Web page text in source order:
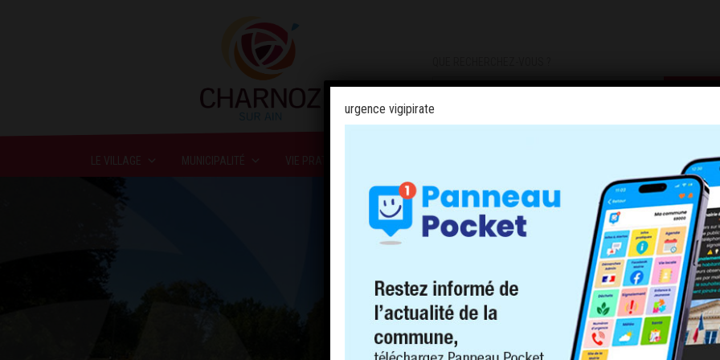
LE VILLAGE MUNICIPALITÉ VIE PRATIQUE INSCRIPTIONS INFOS/
urgence vigipirate